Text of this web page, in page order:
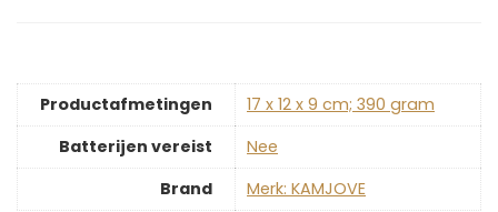
Productafmetingen
‎17 x 12 x 9 cm; 390 gram
Batterijen vereist
‎Nee
Brand
Merk: KAMJOVE